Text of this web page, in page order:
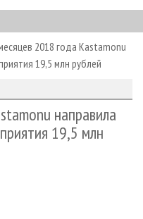
2018 года Kastamonu
19,5 млн рублей
направила
19,5 млн